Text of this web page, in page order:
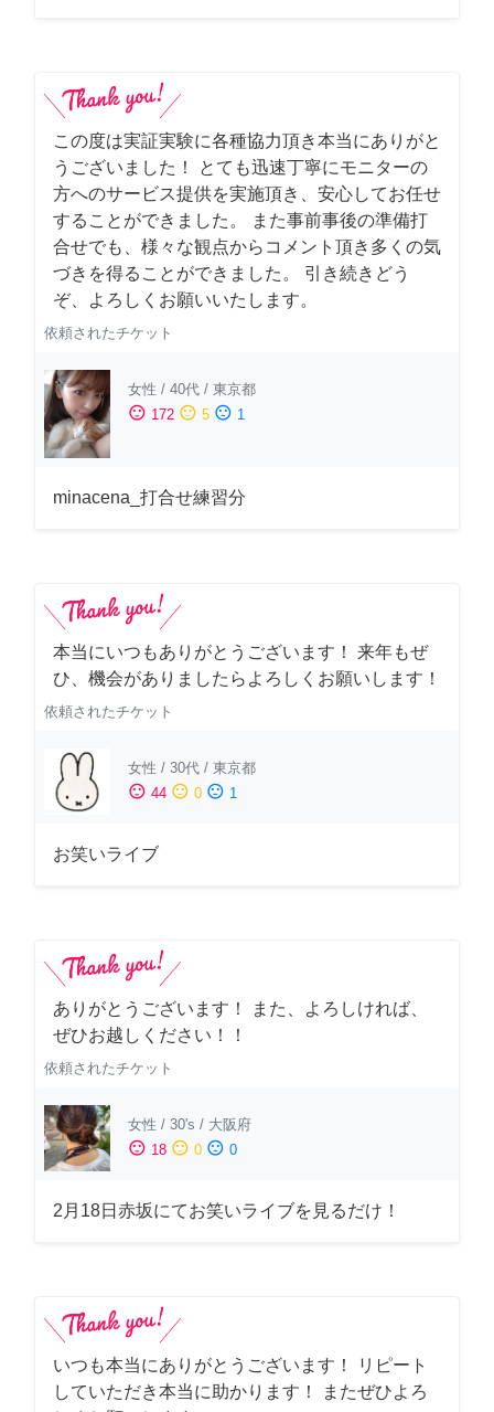
この度は実証実験に各種協力頂き本当にありがと
うございました！ とても迅速丁寧にモニターの
方へのサービス提供を実施頂き、安心してお任せ
することができました。 また事前事後の準備打
合せでも、様々な観点からコメント頂き多くの気
づきを得ることができました。 引き続きどう
ぞ、よろしくお願いいたします。
依頼されたチケット
女性 / 40代 / 東京都
sentiment_satisfied 172 sentiment_neutral 5 sentiment_dissatisfied 1
minacena_打合せ練習分
本当にいつもありがとうございます！ 来年もぜ
ひ、機会がありましたらよろしくお願いします！
依頼されたチケット
女性 / 30代 / 東京都
sentiment_satisfied 44 sentiment_neutral 0 sentiment_dissatisfied 1
お笑いライブ
ありがとうございます！ また、よろしければ、
ぜひお越しください！！
依頼されたチケット
女性 / 30's / 大阪府
sentiment_satisfied 18 sentiment_neutral 0 sentiment_dissatisfied 0
2月18日赤坂にてお笑いライブを見るだけ！
いつも本当にありがとうございます！ リピート
していただき本当に助かります！ またぜひよろ